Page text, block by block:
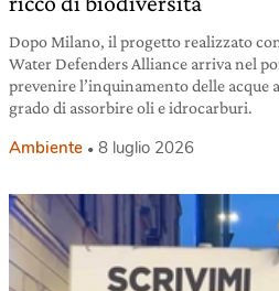
Dopo Milano, il progetto realizzato
Water Defenders Alliance arriva nel
prevenire l’inquinamento delle acque
grado di assorbire oli e idrocarburi.
Ambiente 8 luglio 2026